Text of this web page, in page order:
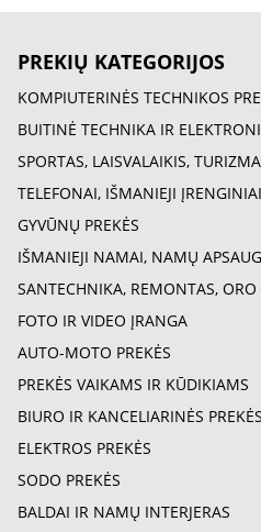
PREKIŲ KATEGORIJOS
KOMPIUTERINĖS TECHNIKOS
BUITINĖ TECHNIKA IR
SPORTAS, LAISVALAIKIS,
TELEFONAI, IŠMANIEJI ĮRENGINIAI
GYVŪNŲ PREKĖS
IŠMANIEJI NAMAI, NAMŲ
SANTECHNIKA, REMONTAS, ORO
FOTO IR VIDEO ĮRANGA
AUTO-MOTO PREKĖS
PREKĖS VAIKAMS IR KŪDIKIAMS
BIURO IR KANCELIARINĖS PREKĖS
ELEKTROS PREKĖS
SODO PREKĖS
BALDAI IR NAMŲ INTERJERAS